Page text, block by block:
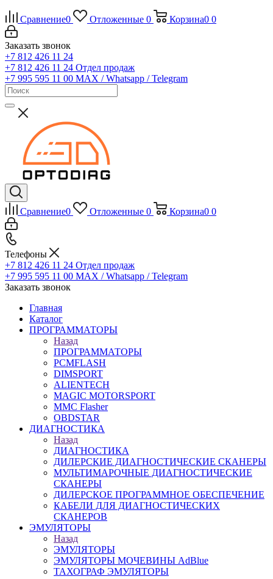
Сравнение0 Отложенные 0 Корзина0 0
Заказать звонок
+7 812 426 11 24
+7 812 426 11 24 Отдел продаж
+7 995 595 11 00 MAX / Whatsapp / Telegram
Сравнение0 Отложенные 0 Корзина0 0
Телефоны
+7 812 426 11 24 Отдел продаж
+7 995 595 11 00 MAX / Whatsapp / Telegram
Заказать звонок
Главная
Каталог
ПРОГРАММАТОРЫ
Назад
ПРОГРАММАТОРЫ
PCMFLASH
DIMSPORT
ALIENTECH
MAGIC MOTORSPORT
MMC Flasher
OBDSTAR
ДИАГНОСТИКА
Назад
ДИАГНОСТИКА
ДИЛЕРСКИЕ ДИАГНОСТИЧЕСКИЕ СКАНЕРЫ
МУЛЬТИМАРОЧНЫЕ ДИАГНОСТИЧЕСКИЕ
СКАНЕРЫ
ДИЛЕРСКОЕ ПРОГРАММНОЕ ОБЕСПЕЧЕНИЕ
КАБЕЛИ ДЛЯ ДИАГНОСТИЧЕСКИХ
СКАНЕРОВ
ЭМУЛЯТОРЫ
Назад
ЭМУЛЯТОРЫ
ЭМУЛЯТОРЫ МОЧЕВИНЫ АdBlue
ТАХОГРАФ ЭМУЛЯТОРЫ